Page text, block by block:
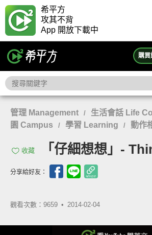
希平方
攻其不背
App 開放下載中
購買
管理 Management / 生活會話 Life
園 Campus
/ 學習 Learning / 動作
收藏 「仔細想想」-
分享給好友：
觀看次數：9659 • 2014-02-04